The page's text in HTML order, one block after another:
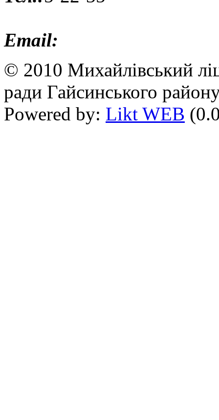
Email:
© 2010 Михайлівський
ради Гайсинського
Powered by: Likt WEB